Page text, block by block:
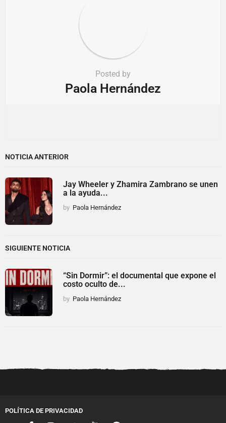
Posted by
Paola Hernández
NOTICIA ANTERIOR
Jay Wheeler y Zhamira Zambrano se unen
a la ayuda...
by Paola Hernández
SIGUIENTE NOTICIA
“Sin Dormir”: el documental que expone el
costo oculto de...
by Paola Hernández
POLÍTICA DE PRIVACIDAD